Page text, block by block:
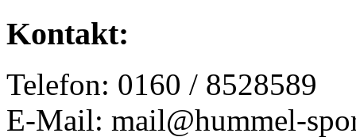
Kontakt:
Telefon: 0160 / 8528589
E-Mail: mail@hummel-